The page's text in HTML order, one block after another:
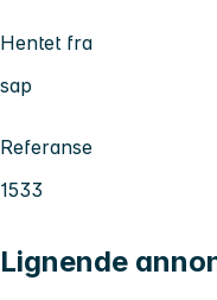
Hentet fra
sap
Referanse
1533
Lignende